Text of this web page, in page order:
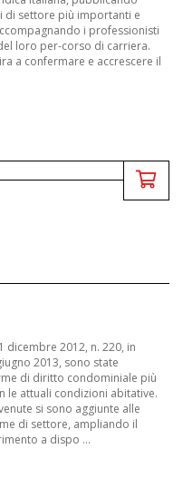
di settore più importanti e
i professionisti
loro per-corso di carriera.
a confermare e accrescere il
dicembre 2012, n. 220, in
2013, sono state
di diritto condominiale più
le attuali condizioni abitative.
si sono aggiunte alle
di settore, ampliando il
a dispo ...